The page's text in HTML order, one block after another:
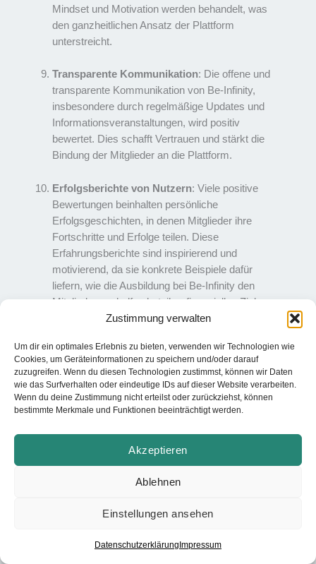
Zustimmung verwalten
Um dir ein optimales Erlebnis zu bieten, verwenden wir Technologien wie
Cookies, um Geräteinformationen zu speichern und/oder darauf
zuzugreifen. Wenn du diesen Technologien zustimmst, können wir Daten
wie das Surfverhalten oder eindeutige IDs auf dieser Website verarbeiten.
Wenn du deine Zustimmung nicht erteilst oder zurückziehst, können
bestimmte Merkmale und Funktionen beeinträchtigt werden.
Akzeptieren
Ablehnen
Einstellungen ansehen
Datenschutzerklärung Impressum
Mindset und Motivation werden behandelt, was
den ganzheitlichen Ansatz der Plattform
unterstreicht.
Transparente Kommunikation: Die offene und
transparente Kommunikation von Be-Infinity,
insbesondere durch regelmäßige Updates und
Informationsveranstaltungen, wird positiv
bewertet. Dies schafft Vertrauen und stärkt die
Bindung der Mitglieder an die Plattform.
Erfolgsberichte von Nutzern: Viele positive
Bewertungen beinhalten persönliche
Erfolgsgeschichten, in denen Mitglieder ihre
Fortschritte und Erfolge teilen. Diese
Erfahrungsberichte sind inspirierend und
motivierend, da sie konkrete Beispiele dafür
liefern, wie die Ausbildung bei Be-Infinity den
Mitgliedern geholfen hat, ihre finanziellen Ziele zu